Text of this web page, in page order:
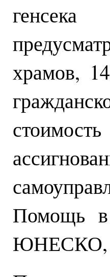
храмов,
Помощь в
ЮНЕСКО,